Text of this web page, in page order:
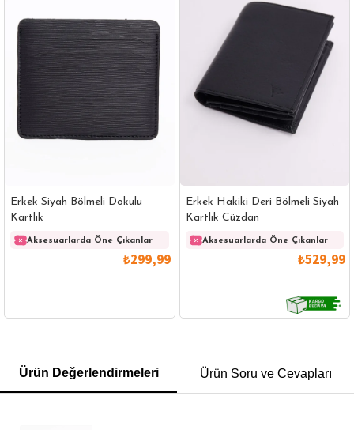
Erkek Siyah Bölmeli Dokulu
Kartlık
Aksesuarlarda Öne Çıkanlar
₺299,99
Erkek Hakiki Deri Bölmeli Siyah
Kartlık Cüzdan
Aksesuarlarda Öne Çıkanlar
₺529,99
POLO YAKA T-SHIRT KEMER BOXER
Ürün Değerlendirmeleri Ürün Soru ve Cevapları